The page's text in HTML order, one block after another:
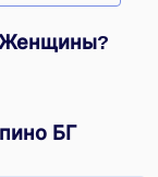
Женщины?
БГ